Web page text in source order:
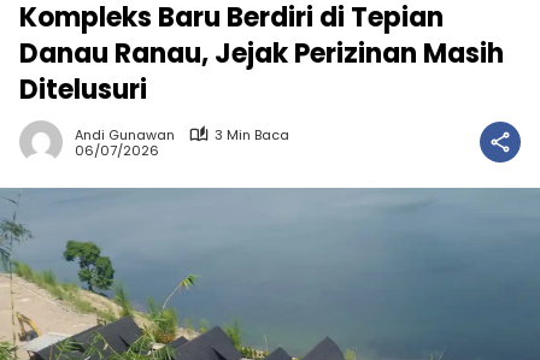
Kompleks Baru Berdiri di Tepian
Danau Ranau, Jejak Perizinan Masih
Ditelusuri
Andi Gunawan
3 Min Baca
06/07/2026